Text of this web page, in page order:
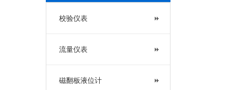
校验仪表
流量仪表
磁翻板液位计